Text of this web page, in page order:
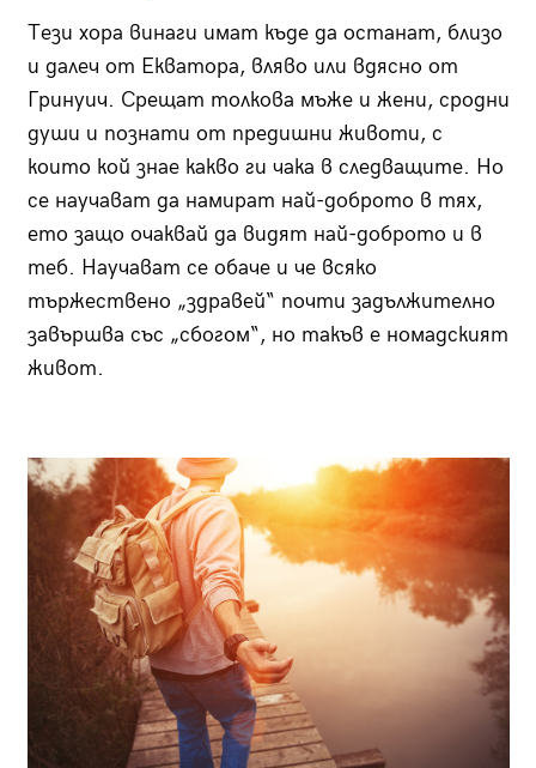
Тези хора винаги имат къде да останат, близо
и далеч от Екватора, вляво или вдясно от
Гринуич. Срещат толкова мъже и жени, сродни
души и познати от предишни животи, с
които кой знае какво ги чака в следващите. Но
се научават да намират най-доброто в тях,
ето защо очаквай да видят най-доброто и в
теб. Научават се обаче и че всяко
тържествено „здравей“ почти задължително
завършва със „сбогом“, но такъв е номадският
живот.